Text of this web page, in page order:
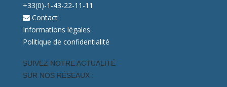
+33(0)-1-43-22-11-11
Contact
Informations légales
Politique de confidentialité
SUIVEZ NOTRE ACTUALITÉ
SUR NOS RÉSEAUX :